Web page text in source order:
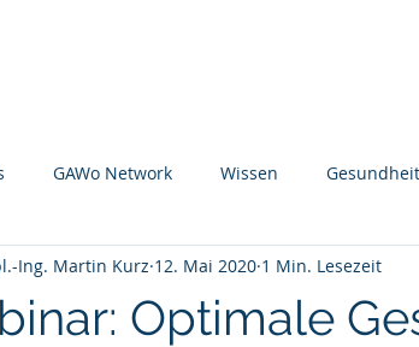
GAWo Network Wissen Gesundheit
Optimale
Ing. Martin Kurz 12. Mai 2020 1 Min. Lesezeit